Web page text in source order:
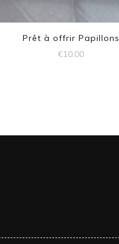
Prêt à offrir Papillons
€10,00